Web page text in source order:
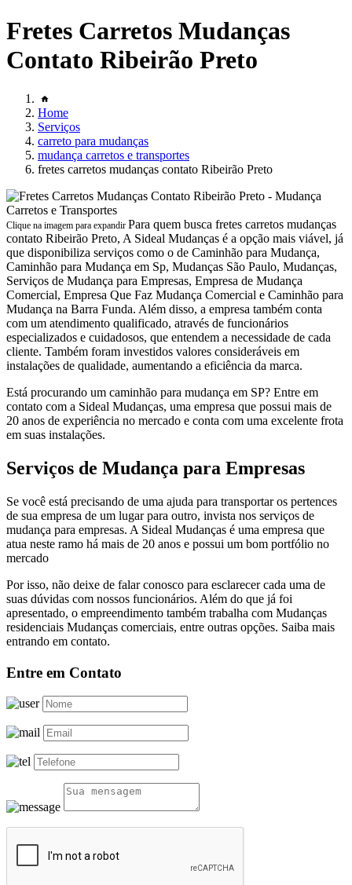
Fretes Carretos Mudanças
Contato Ribeirão Preto
Home
Serviços
carreto para mudanças
mudança carretos e transportes
fretes carretos mudanças contato Ribeirão Preto
Clique na imagem para expandir Para quem busca fretes carretos mudanças
contato Ribeirão Preto, A Sideal Mudanças é a opção mais viável, já
que disponibiliza serviços como o de Caminhão para Mudança,
Caminhão para Mudança em Sp, Mudanças São Paulo, Mudanças,
Serviços de Mudança para Empresas, Empresa de Mudança
Comercial, Empresa Que Faz Mudança Comercial e Caminhão para
Mudança na Barra Funda. Além disso, a empresa também conta
com um atendimento qualificado, através de funcionários
especializados e cuidadosos, que entendem a necessidade de cada
cliente. Também foram investidos valores consideráveis em
instalações de qualidade, aumentando a eficiência da marca.
Está procurando um caminhão para mudança em SP? Entre em
contato com a Sideal Mudanças, uma empresa que possui mais de
20 anos de experiência no mercado e conta com uma excelente frota
em suas instalações.
Serviços de Mudança para Empresas
Se você está precisando de uma ajuda para transportar os pertences
de sua empresa de um lugar para outro, invista nos serviços de
mudança para empresas. A Sideal Mudanças é uma empresa que
atua neste ramo há mais de 20 anos e possui um bom portfólio no
mercado
Por isso, não deixe de falar conosco para esclarecer cada uma de
suas dúvidas com nossos funcionários. Além do que já foi
apresentado, o empreendimento também trabalha com Mudanças
residenciais Mudanças comerciais, entre outras opções. Saiba mais
entrando em contato.
Entre em Contato